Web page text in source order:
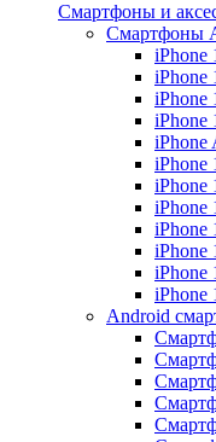
Смартфоны и
Смартфоны
iPhone
iPhone
iPhone
iPhone
iPhone
iPhone
iPhone
iPhone
iPhone
iPhone
iPhone
iPhone
Android